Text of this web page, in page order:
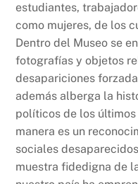
estudiantes,
como mujeres, de los
Dentro del Museo se
fotografías y objetos
desapariciones
además alberga la
políticos de los
manera es un
sociales
muestra fidedigna de